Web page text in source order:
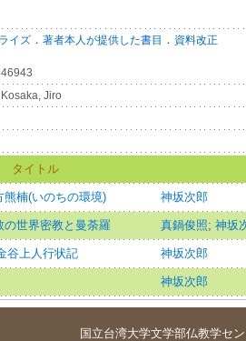
イズ ． 著者本人が提供した書目 ． 資料改正
46943
Kosaka, Jiro
タイトル
熊楠(いのちの環境) 神坂次郎
の世界密教と曼荼羅 真鍋俊照; 神坂
谷上人行状記 神坂次郎
神坂次郎
国立台湾大学文学部仏教学セ